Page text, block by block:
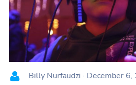
Billy Nurfaudzi · December 6,